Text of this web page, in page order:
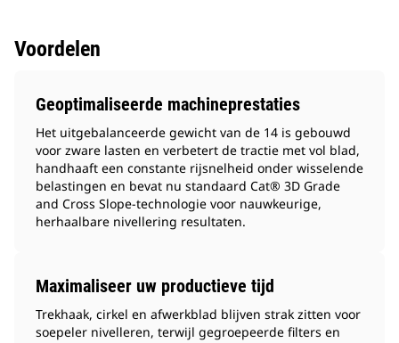
Voordelen
Geoptimaliseerde machineprestaties
Het uitgebalanceerde gewicht van de 14 is gebouwd
voor zware lasten en verbetert de tractie met vol blad,
handhaaft een constante rijsnelheid onder wisselende
belastingen en bevat nu standaard Cat® 3D Grade
and Cross Slope-technologie voor nauwkeurige,
herhaalbare nivellering resultaten.
Maximaliseer uw productieve tijd
Trekhaak, cirkel en afwerkblad blijven strak zitten voor
soepeler nivelleren, terwijl gegroepeerde filters en